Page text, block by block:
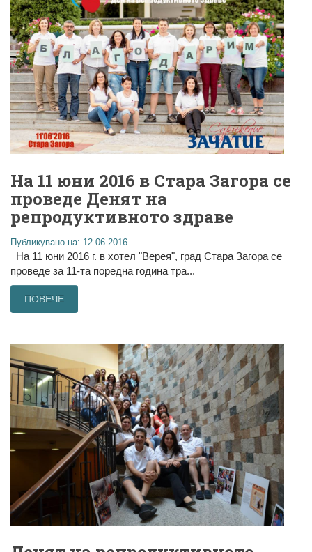
На 11 юни 2016 в Стара Загора се
проведе Денят на
репродуктивното здраве
Публикувано на: 12.06.2016
На 11 юни 2016 г. в хотел "Верея", град Стара Загора се
проведе за 11-та поредна година тра...
ПОВЕЧЕ